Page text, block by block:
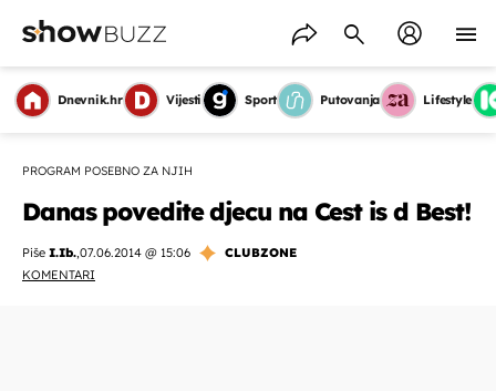
Dnevnik.hr Vijesti Sport Putovanja Lifestyle
PROGRAM POSEBNO ZA NJIH
Danas povedite djecu na Cest is d Best!
Piše I.Ib.,07.06.2014 @ 15:06
CLUBZONE
KOMENTARI